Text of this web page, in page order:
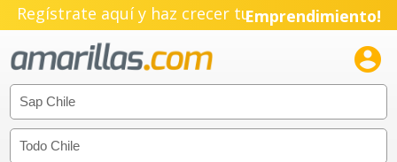
Regístrate aquí y haz crecer tuEmprendimiento!
